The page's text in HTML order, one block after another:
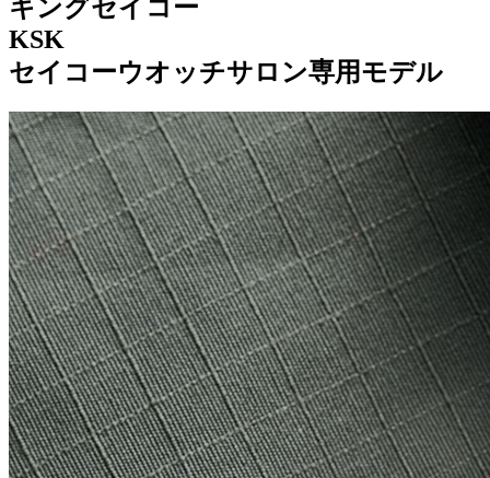
キングセイコー
KSK
セイコーウオッチサロン専用モデル